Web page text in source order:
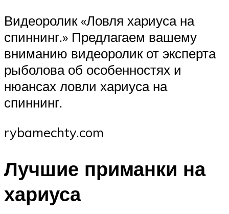
Видеоролик «Ловля хариуса на
спиннинг.» Предлагаем вашему
вниманию видеоролик от эксперта
рыболова об особенностях и
нюансах ловли хариуса на
спиннинг.
rybamechty.com
Лучшие приманки на
хариуса